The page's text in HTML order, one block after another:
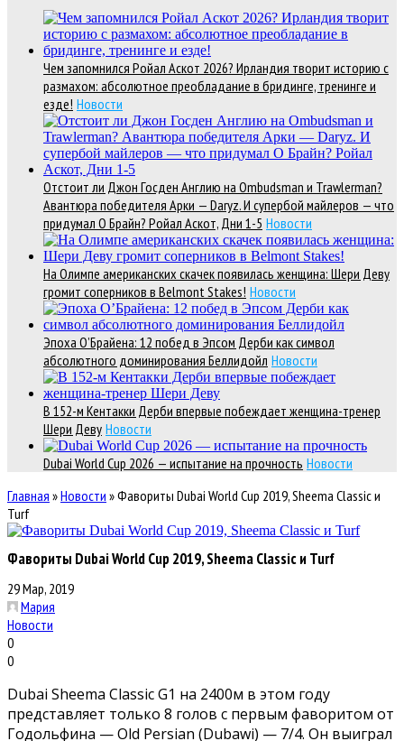
Чем запомнился Ройал Аскот 2026? Ирландия творит историю с
размахом: абсолютное преобладание в бридинге, тренинге и
езде! Новости
Отстоит ли Джон Госден Англию на Ombudsman и Trawlerman?
Авантюра победителя Арки — Daryz. И супербой майлеров — что
придумал О Брайн? Ройал Аскот, Дни 1-5 Новости
На Олимпе американских скачек появилась женщина: Шери Деву
громит соперников в Belmont Stakes! Новости
Эпоха О’Брайена: 12 побед в Эпсом Дерби как символ
абсолютного доминирования Беллидойл Новости
В 152-м Кентакки Дерби впервые побеждает женщина-тренер
Шери Деву Новости
Dubai World Cup 2026 — испытание на прочность Новости
Главная »Новости »Фавориты Dubai World Cup 2019, Sheema Classic и
Turf
Фавориты Dubai World Cup 2019, Sheema Classic и Turf
29 Мар, 2019
Мария
Новости
0
0
Dubai Sheema Classic G1 на 2400м в этом году
представляет только 8 голов с первым фаворитом от
Годольфина — Old Persian (Dubawi) — 7/4. Он выиграл